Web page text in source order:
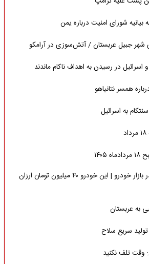
شورای امنیت درباره یمن
شهر جبیل عربستان / آتش‌سوزی در آرامکو
اسرائیل در رسیدن به اهداف ناکام ماندند
همسر نتانیاهو
به اسرائیل
ریزش سنگین قیمت‌ها در بازار خودرو | این خودرو ۴۰ میلیون تومان ارزان
به عربستان
سریع سلاح
وقت تلف نکنید